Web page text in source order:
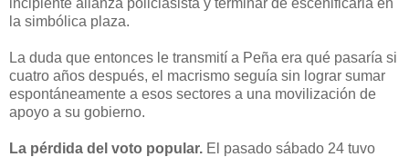
la simbólica plaza.
La duda que entonces le transmití a Peña era qué pasaría si
cuatro años después, el macrismo seguía sin lograr sumar
espontáneamente a esos sectores a una movilización de
apoyo a su gobierno.
La pérdida del voto popular. El pasado sábado 24 tuvo